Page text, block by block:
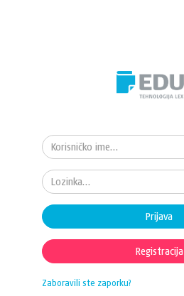
Prijava
Registracija
Zaboravili ste zaporku?